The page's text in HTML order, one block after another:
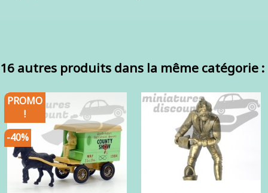
16 autres produits dans la même catégorie :
PROMO
!
-40%